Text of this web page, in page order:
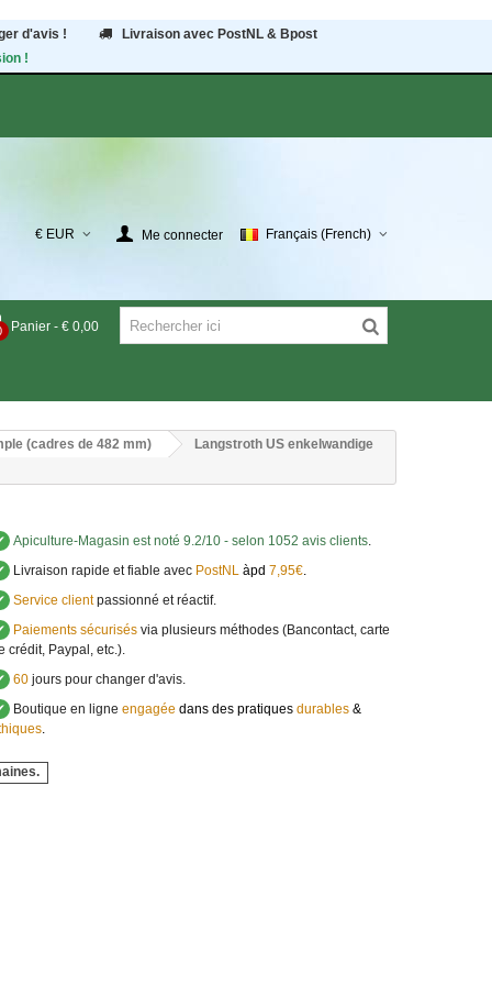
d'avis !
Livraison avec PostNL & Bpost
!
€ EUR Me connecter Français (French)
Panier - € 0,00
(cadres de 482 mm)
Langstroth US enkelwandige
Apiculture-Magasin est noté 9.2/10 - selon 1052 avis clients.
Livraison rapide et fiable avecPostNL àpd 7,95€.
Service clientpassionné et réactif.
Paiements sécurisésvia plusieurs méthodes (Bancontact, carte
crédit, Paypal, etc.).
60jours pour changer d'avis.
Boutique en ligne engagée dans des pratiques durables&
.